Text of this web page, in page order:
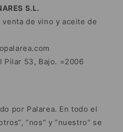
S.L.
de vino y aceite de
Pilar 53, Bajo. =2006
por Palarea. En todo el
“nos” y “nuestro” se